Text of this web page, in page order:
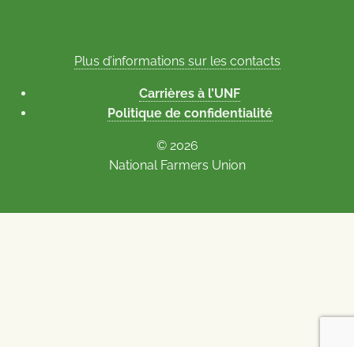
Plus d’informations sur les contacts
Carrières à l’UNF
Politique de confidentialité
© 2026
National Farmers Union